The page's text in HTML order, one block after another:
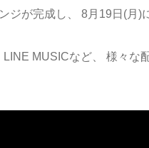
ジが完成し、 8月19日(月)
MUSICなど、 様々な